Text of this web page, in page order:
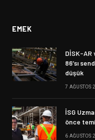
EMEK
DİSK-AR
86’sı
düşük
7 AĞUSTOS
İSG
önce
6 AĞUSTOS